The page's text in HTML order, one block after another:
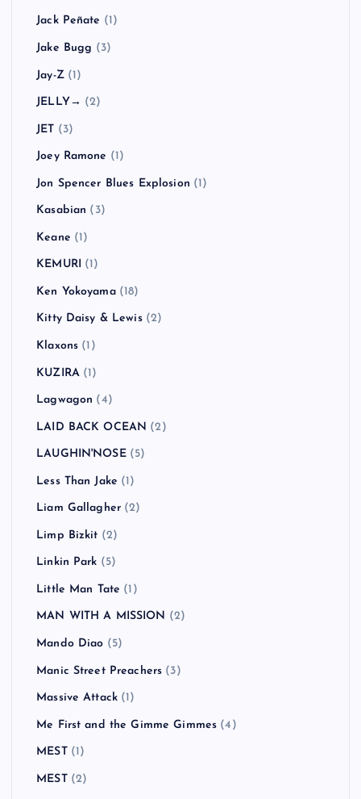
Jack Peñate (1)
Jake Bugg (3)
Jay-Z(1)
JELLY→ (2)
JET (3)
Joey Ramone (1)
Jon Spencer Blues Explosion (1)
Kasabian (3)
Keane (1)
KEMURI (1)
Ken Yokoyama(18)
Kitty Daisy & Lewis(2)
Klaxons (1)
KUZIRA(1)
Lagwagon (4)
LAID BACK OCEAN (2)
LAUGHIN'NOSE(5)
Less Than Jake (1)
Liam Gallagher (2)
Limp Bizkit (2)
Linkin Park (5)
Little Man Tate (1)
MAN WITH A MISSION (2)
Mando Diao (5)
Manic Street Preachers (3)
Massive Attack (1)
Me First and the Gimme Gimmes (4)
MEST(1)
MEST(2)